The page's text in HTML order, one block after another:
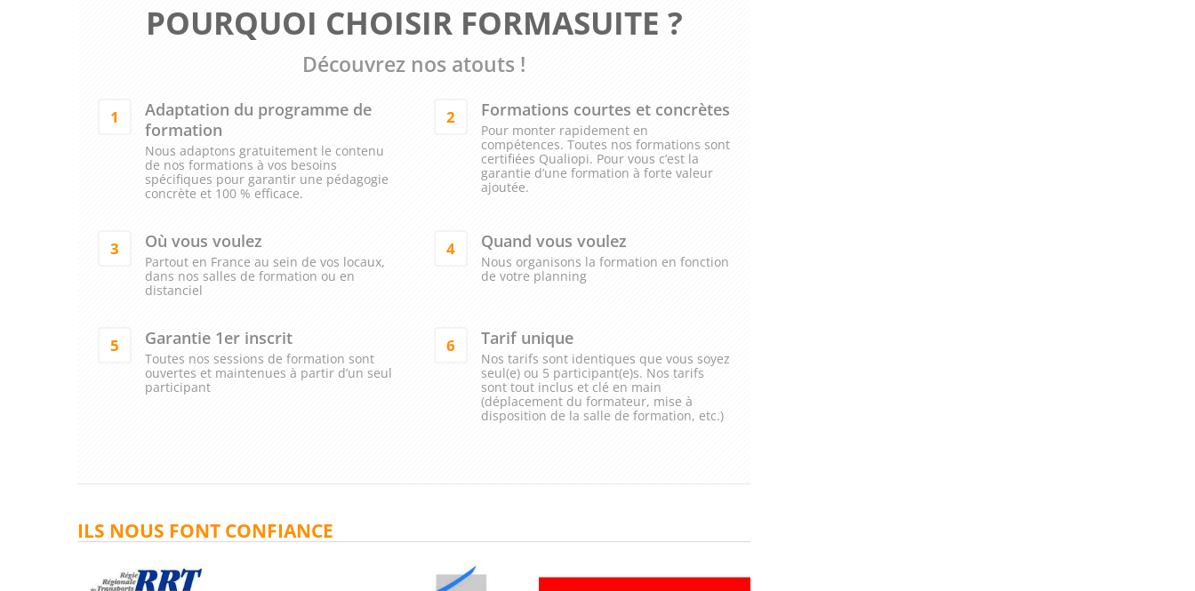
POURQUOI CHOISIR FORMASUITE ?
Découvrez nos atouts !
1
Adaptation du programme de
formation
Nous adaptons gratuitement le contenu
de nos formations à vos besoins
spécifiques pour garantir une pédagogie
concrète et 100 % efficace.
2 Formations courtes et concrètes
Pour monter rapidement en
compétences. Toutes nos formations sont
certifiées Qualiopi. Pour vous c’est la
garantie d’une formation à forte valeur
ajoutée.
3 Où vous voulez
Partout en France au sein de vos locaux,
dans nos salles de formation ou en
distanciel
4 Quand vous voulez
Nous organisons la formation en fonction
de votre planning
5 Garantie 1er inscrit
Toutes nos sessions de formation sont
ouvertes et maintenues à partir d’un seul
participant
6 Tarif unique
Nos tarifs sont identiques que vous soyez
seul(e) ou 5 participant(e)s. Nos tarifs
sont tout inclus et clé en main
(déplacement du formateur, mise à
disposition de la salle de formation, etc.)
ILS NOUS FONT CONFIANCE